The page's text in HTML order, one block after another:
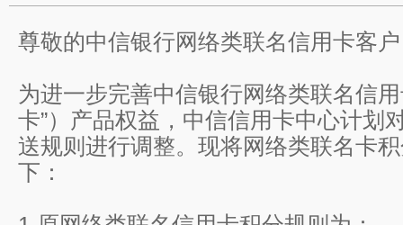
尊敬的中信银行网络类联名信用卡客
为进一步完善中信银行网络类联名信
卡”）产品权益，中信信用卡中心计划
送规则进行调整。现将网络类联名卡
下：